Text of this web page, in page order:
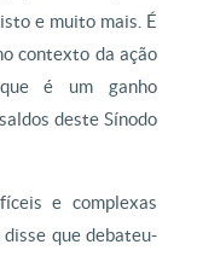
e muito mais. É
contexto da ação
é um ganho
deste Sínodo
e complexas
disse que debateu-